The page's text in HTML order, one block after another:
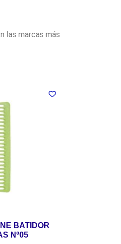
las marcas más
BATIDOR
Nº05